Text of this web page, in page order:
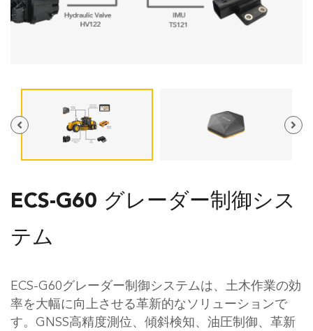
ECS-G60 グレーダー制御シス
テム
ECS-G60グレーダー制御システムは、土木作業の効
率を大幅に向上させる革新的なソリューションで
す。GNSS高精度測位、傾斜検知、油圧制御、革新